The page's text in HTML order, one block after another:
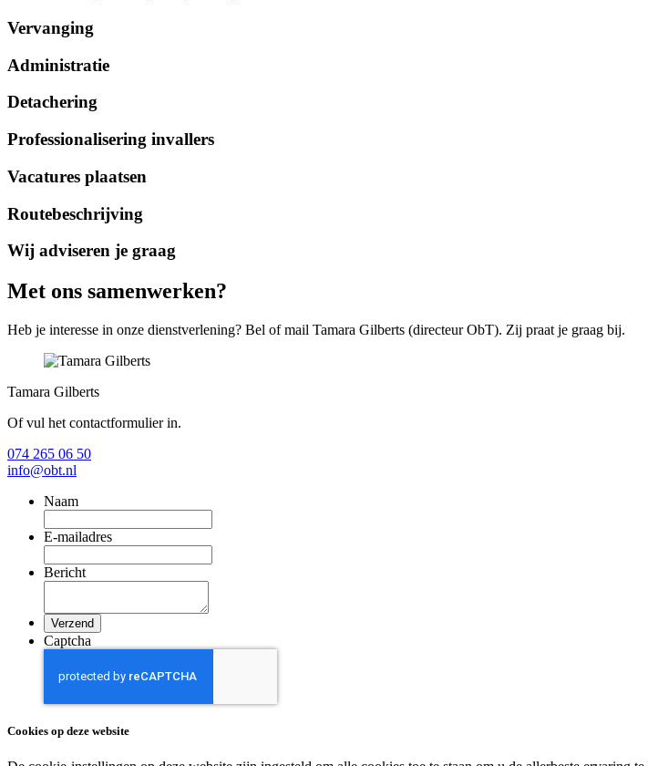
Vervanging
Administratie
Detachering
Professionalisering invallers
Vacatures plaatsen
Routebeschrijving
Wij adviseren je graag
Met ons samenwerken?
Heb je interesse in onze dienstverlening? Bel of mail Tamara Gilberts (directeur ObT). Zij praat je graag bij.
Tamara Gilberts
Of vul het contactformulier in.
074 265 06 50
info@obt.nl
Naam
E-mailadres
Bericht
Captcha
Cookies op deze website